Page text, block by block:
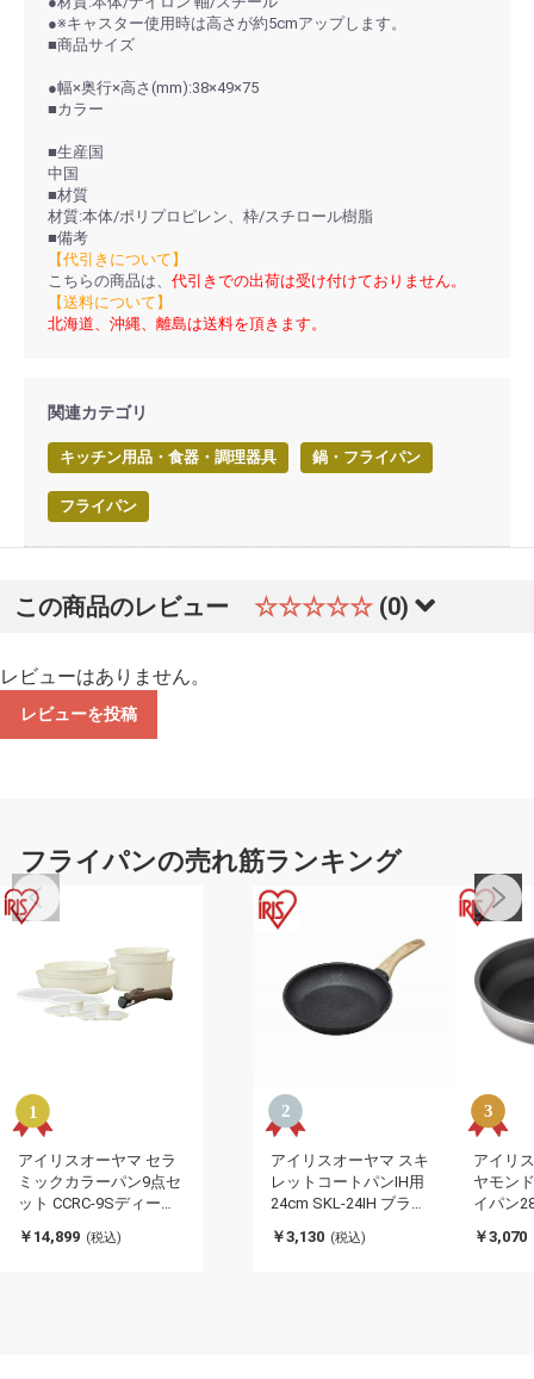
●※キャスター使用時は高さが約5cmアップします。
■商品サイズ
●幅×奥行×高さ(mm):38×49×75
■カラー
■生産国
中国
■材質
材質:本体/ポリプロピレン、枠/スチロール樹脂
■備考
【代引きについて】
こちらの商品は、 代引きでの出荷は受け付けておりません。
【送料について】
北海道、沖縄、離島は送料を頂きます。
関連カテゴリ
キッチン用品・食器・調理器具 鍋・フライパン
フライパン
この商品のレビュー ☆☆☆☆☆ (0)
レビューはありません。
レビューを投稿
フライパンの売れ筋ランキング
アイリスオーヤマ セラ
ミックカラーパン9点セ
ット CCRC-9Sディープ
カラーパン9点セット
￥14,899 (税込)
アイリスオーヤマ スキ
レットコートパンIH用
24cm SKL-24IH ブラッ
可)
￥3,130 (税込)
アイリ
ヤモン
イパン
理用品
￥3,070